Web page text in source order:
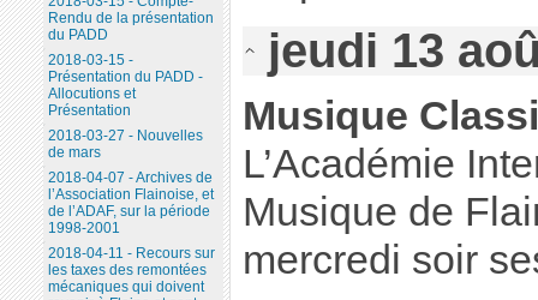
jeudi 13
Musique
L’Académie
Musique de
mercredi soir
Rendu de la présentation
du PADD
2018-03-15 -
Présentation du PADD -
Allocutions et
Présentation
2018-03-27 - Nouvelles
de mars
2018-04-07 - Archives de
l’Association Flainoise, et
de l’ADAF, sur la période
1998-2001
2018-04-11 - Recours sur
les taxes des remontées
mécaniques qui doivent